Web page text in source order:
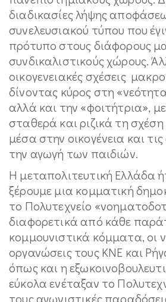
διαδικασίες λήψης
συνελευσιακού τύπου που
πρότυπο στους διάφορους
συνδικαλιστικούς χώρους.
οικογενειακές σχέσεις
δίνοντας κύρος στη
αλλά και την «φοιτήτρια»,
σταθερά και ριζικά τη
μέσα στην οικογένεια και τις
την αγωγή των παιδιών.
Η μεταπολιτευτική Ελλάδα
ξέρουμε μια κομματική
το Πολυτεχνείο
διαφορετικά από κάθε
κομμουνιστικά κόμματα, οι
οργανώσεις τους ΚΝΕ και
όπως και η
εύκολα ενέταξαν το
τους αγωνιστικές